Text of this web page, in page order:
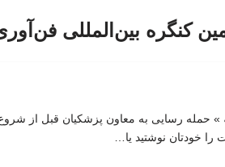
کنگره بین‌المللی
» حمله رسایی به معاون پزشکیان قبل از شروع
را خودتان نوشتید یا…